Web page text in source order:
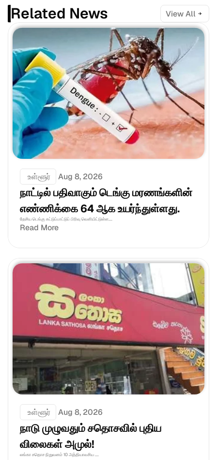
Related News View All
உள்ளூர் Aug 8, 2026
நாட்டில் பதிவாகும் டெங்கு மரணங்களின்
எண்ணிக்கை 64 ஆக உயர்ந்துள்ளது.
தேசிய டெங்கு கட்டுப்பாட்டுப் பிரிவு வெளியிட்டுள்ள....
Read More
உள்ளூர் Aug 8, 2026
நாடு முழுவதும் சதொசவில் புதிய
விலைகள் அமுல்!
லங்கா சதொச நிறுவனம் 10 அத்தியாவசிய ....